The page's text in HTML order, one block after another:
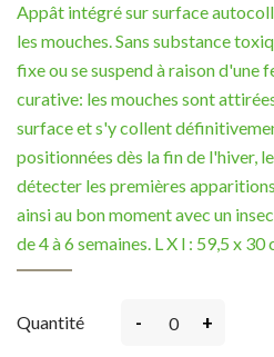
Appât intégré sur surface
les mouches. Sans substance
fixe ou se suspend à raison d'une
curative: les mouches sont
surface et s'y collent
positionnées dès la fin de l'hiver,
détecter les premières
ainsi au bon moment avec un
de 4 à 6 semaines. L X l : 59,5 x 30
Quantité - +